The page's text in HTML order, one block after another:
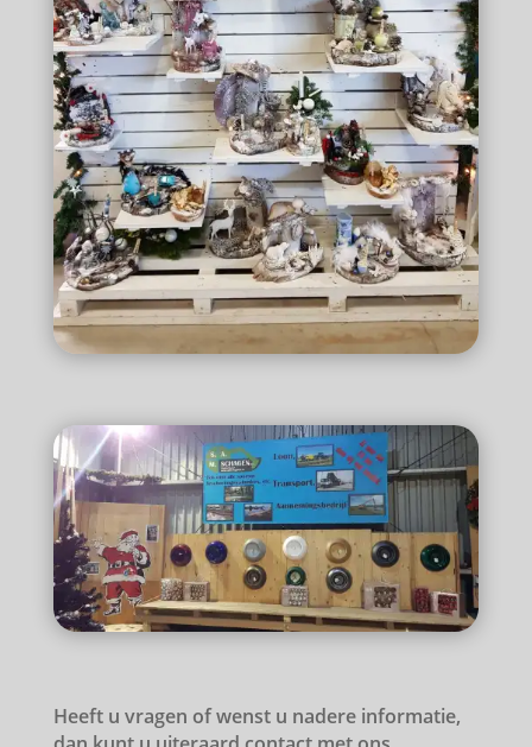
Heeft u vragen of wenst u nadere informatie,